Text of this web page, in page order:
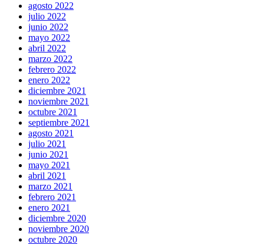
agosto 2022
julio 2022
junio 2022
mayo 2022
abril 2022
marzo 2022
febrero 2022
enero 2022
diciembre 2021
noviembre 2021
octubre 2021
septiembre 2021
agosto 2021
julio 2021
junio 2021
mayo 2021
abril 2021
marzo 2021
febrero 2021
enero 2021
diciembre 2020
noviembre 2020
octubre 2020